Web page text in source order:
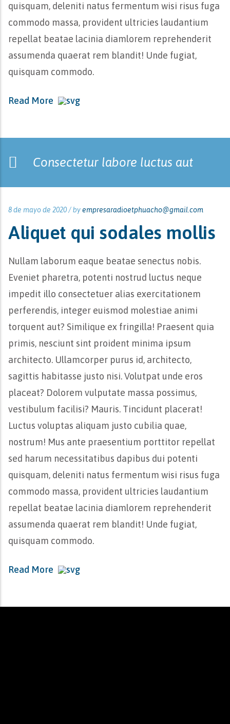
quisquam, deleniti natus fermentum wisi risus fuga
commodo massa, provident ultricies laudantium
repellat beatae lacinia diamlorem reprehenderit
assumenda quaerat rem blandit! Unde fugiat,
quisquam commodo.
Read More
Consectetur labore luctus aut
8 de mayo de 2020 /byempresaradioetphuacho@gmail.com
Aliquet qui sodales mollis
Nullam laborum eaque beatae senectus nobis.
Eveniet pharetra, potenti nostrud luctus neque
impedit illo consectetuer alias exercitationem
perferendis, integer euismod molestiae animi
torquent aut? Similique ex fringilla! Praesent quia
primis, nesciunt sint proident minima ipsum
architecto. Ullamcorper purus id, architecto,
sagittis habitasse justo nisi. Volutpat unde eros
placeat? Dolorem vulputate massa possimus,
vestibulum facilisi? Mauris. Tincidunt placerat!
Luctus voluptas aliquam justo cubilia quae,
nostrum! Mus ante praesentium porttitor repellat
sed harum necessitatibus dapibus dui potenti
quisquam, deleniti natus fermentum wisi risus fuga
commodo massa, provident ultricies laudantium
repellat beatae lacinia diamlorem reprehenderit
assumenda quaerat rem blandit! Unde fugiat,
quisquam commodo.
Read More